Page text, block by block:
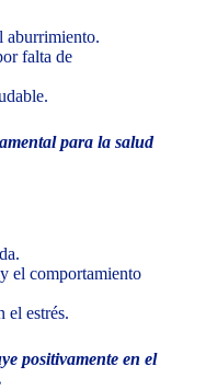
aburrimiento.
falta de
para la salud
el comportamiento
el estrés.
positivamente en el